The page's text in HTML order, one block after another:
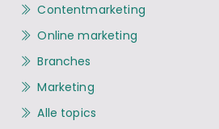
Contentmarketing
Online marketing
Branches
Marketing
Alle topics